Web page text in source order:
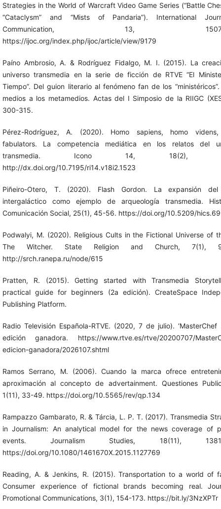
Strategies in the World of Warcraft Video Game Series (“Battle
“Cataclysm” and “Mists of Pandaria”). International
Communication, 13, 1507-
https://ijoc.org/index.php/ijoc/article/view/9179
Paíno Ambrosio, A. & Rodríguez Fidalgo, M. I. (2015). La
universo transmedia en la serie de ficción de RTVE “El
Tiempo”. Del guion literario al fenómeno fan de los
medios a los metamedios. Actas del I Simposio de la RIIGC
300-315.
Pérez-Rodríguez, A. (2020). Homo sapiens, homo
fabulators. La competencia mediática en los relatos del
transmedia. Icono 14, 18(2),
http://dx.doi.org/10.7195/ri14.v18i2.1523
Piñeiro-Otero, T. (2020). Flash Gordon. La expansión del
intergaláctico como ejemplo de arqueología transmedia.
Comunicación Social, 25(1), 45-56. https://doi.org/10.5209/
Podwalyi, M. (2020). Religious Cults in the Fictional Universe of
The Witcher. State Religion and Church, 7(1),
http://srch.ranepa.ru/node/615
Pratten, R. (2015). Getting started with Transmedia
practical guide for beginners (2a edición). CreateSpace
Publishing Platform.
Radio Televisión Española-RTVE. (2020, 7 de julio). ‘MasterChef
edición ganadora. https://www.rtve.es/rtve/20200707/
edicion-ganadora/2026107.shtml
Ramos Serrano, M. (2006). Cuando la marca ofrece
aproximación al concepto de advertainment. Questiones
1(11), 33-49. https://doi.org/10.5565/rev/qp.134
Rampazzo Gambarato, R. & Tárcia, L. P. T. (2017). Transmedia
in Journalism: An analytical model for the news coverage of
events. Journalism Studies, 18(11), 1381-
https://doi.org/10.1080/1461670X.2015.1127769
Reading, A. & Jenkins, R. (2015). Transportation to a world of
Consumer experience of fictional brands becoming real.
Promotional Communications, 3(1), 154-173. https://bit.ly/3NzXPTr